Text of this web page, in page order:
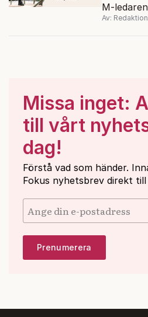
M-
veckans
Av:
Missa inget:
till vårt
dag!
Förstå vad som händer.
Fokus nyhetsbrev direkt till